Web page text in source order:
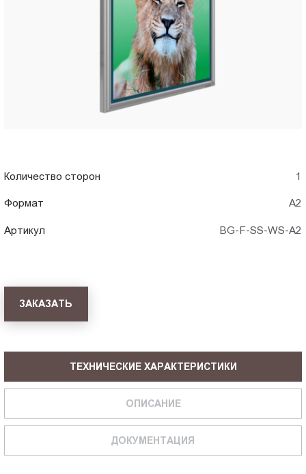
Количество сторон 1
Формат А2
Артикул BG-F-SS-WS-A2
ЗАКАЗАТЬ
ТЕХНИЧЕСКИЕ ХАРАКТЕРИСТИКИ
ОПИСАНИЕ
ДОКУМЕНТАЦИЯ